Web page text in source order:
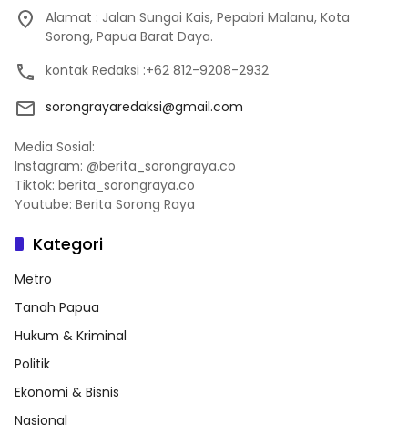
Alamat : Jalan Sungai Kais, Pepabri Malanu, Kota
Sorong, Papua Barat Daya.
kontak Redaksi :+62 812-9208-2932
sorongrayaredaksi@gmail.com
Media Sosial:
Instagram: @berita_sorongraya.co
Tiktok: berita_sorongraya.co
Youtube: Berita Sorong Raya
Kategori
Metro
Tanah Papua
Hukum & Kriminal
Politik
Ekonomi & Bisnis
Nasional